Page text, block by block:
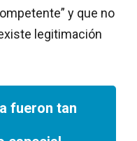
y que no
legitimación
fueron tan